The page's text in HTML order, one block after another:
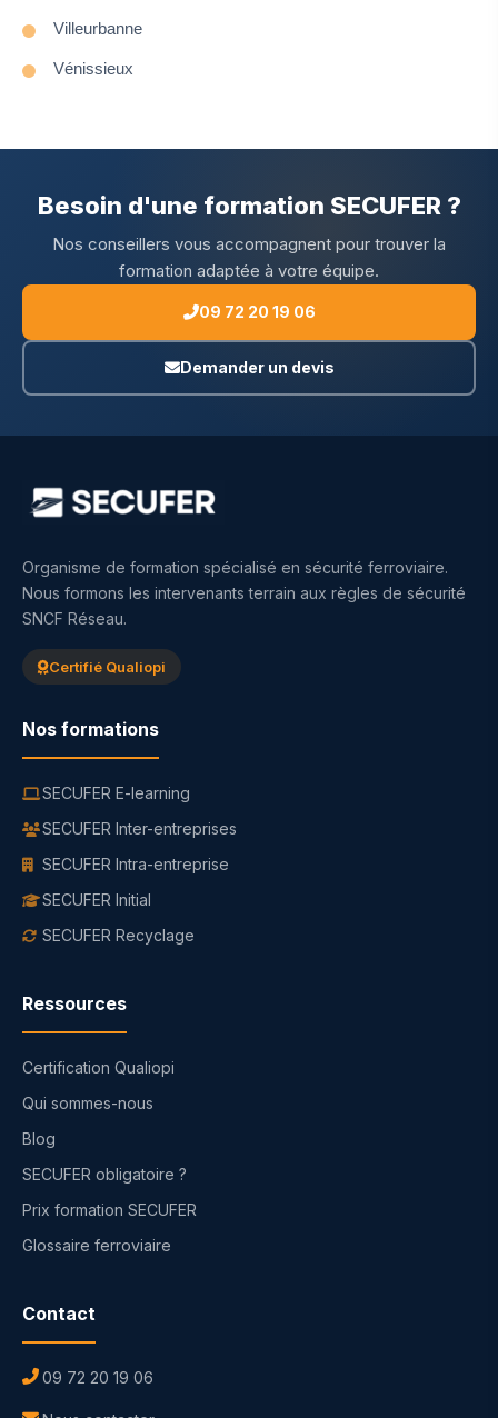
Villeurbanne
Vénissieux
Besoin d'une formation SECUFER ?
Nos conseillers vous accompagnent pour trouver la
formation adaptée à votre équipe.
09 72 20 19 06
Demander un devis
Organisme de formation spécialisé en sécurité ferroviaire.
Nous formons les intervenants terrain aux règles de sécurité
SNCF Réseau.
Certifié Qualiopi
Nos formations
SECUFER E-learning
SECUFER Inter-entreprises
SECUFER Intra-entreprise
SECUFER Initial
SECUFER Recyclage
Ressources
Certification Qualiopi
Qui sommes-nous
Blog
SECUFER obligatoire ?
Prix formation SECUFER
Glossaire ferroviaire
Contact
09 72 20 19 06